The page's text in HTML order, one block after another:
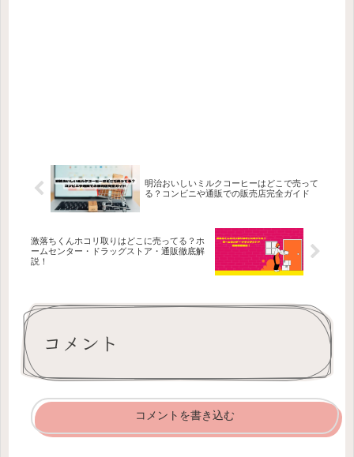
明治おいしいミルクコーヒーはどこで売って
る？コンビニや通販での販売店完全ガイド
激落ちくんホコリ取りはどこに売ってる？ホ
ームセンター・ドラッグストア・通販徹底解
説！
コメント
コメントを書き込む